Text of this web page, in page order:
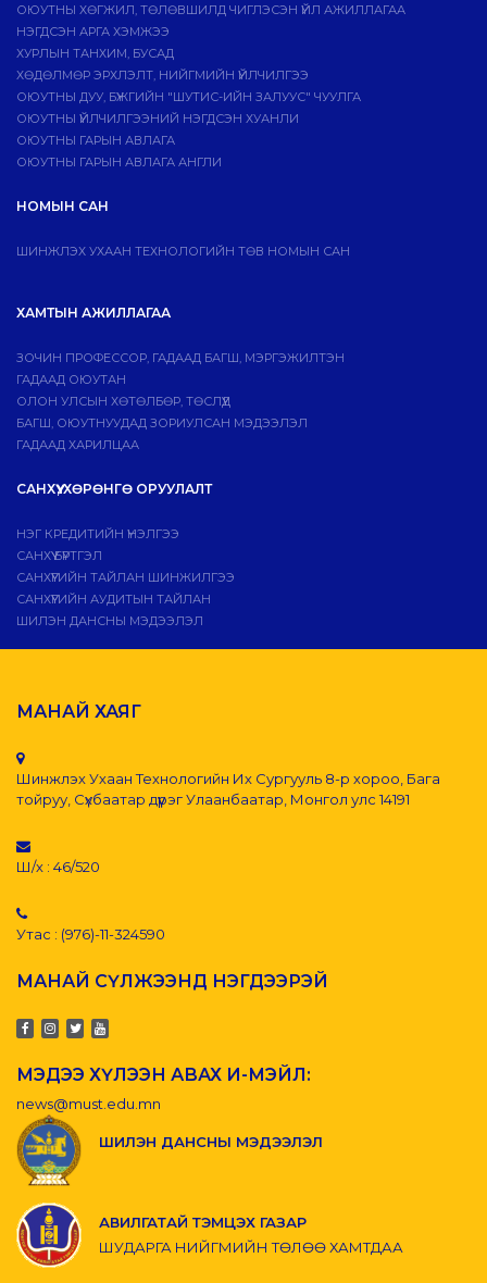
ОЮУТНЫ ХӨГЖИЛ, ТӨЛӨВШИЛД ЧИГЛЭСЭН ҮЙЛ АЖИЛЛАГАА
НЭГДСЭН АРГА ХЭМЖЭЭ
ХУРЛЫН ТАНХИМ, БУСАД
ХӨДӨЛМӨР ЭРХЛЭЛТ, НИЙГМИЙН ҮЙЛЧИЛГЭЭ
ОЮУТНЫ ДУУ, БҮЖГИЙН "ШУТИС-ИЙН ЗАЛУУС" ЧУУЛГА
ОЮУТНЫ ҮЙЛЧИЛГЭЭНИЙ НЭГДСЭН ХУАНЛИ
ОЮУТНЫ ГАРЫН АВЛАГА
ОЮУТНЫ ГАРЫН АВЛАГА АНГЛИ
НОМЫН САН
ШИНЖЛЭХ УХААН ТЕХНОЛОГИЙН ТӨВ НОМЫН САН
ХАМТЫН АЖИЛЛАГАА
ЗОЧИН ПРОФЕССОР, ГАДААД БАГШ, МЭРГЭЖИЛТЭН
ГАДААД ОЮУТАН
ОЛОН УЛСЫН ХӨТӨЛБӨР, ТӨСЛҮҮД
БАГШ, ОЮУТНУУДАД ЗОРИУЛСАН МЭДЭЭЛЭЛ
ГАДААД ХАРИЛЦАА
САНХҮҮ, ХӨРӨНГӨ ОРУУЛАЛТ
НЭГ КРЕДИТИЙН ҮНЭЛГЭЭ
САНХҮҮ БҮРТГЭЛ
САНХҮҮГИЙН ТАЙЛАН ШИНЖИЛГЭЭ
САНХҮҮГИЙН АУДИТЫН ТАЙЛАН
ШИЛЭН ДАНСНЫ МЭДЭЭЛЭЛ
МАНАЙ ХАЯГ
Шинжлэх Ухаан Технологийн Их Сургууль 8-р хороо, Бага
тойруу, Сүхбаатар дүүрэг Улаанбаатар, Монгол улс 14191
Ш/х : 46/520
Утас : (976)-11-324590
МАНАЙ СҮЛЖЭЭНД НЭГДЭЭРЭЙ
МЭДЭЭ ХҮЛЭЭН АВАХ И-МЭЙЛ:
news@must.edu.mn
ШИЛЭН ДАНСНЫ МЭДЭЭЛЭЛ
АВИЛГАТАЙ ТЭМЦЭХ ГАЗАР
ШУДАРГА НИЙГМИЙН ТӨЛӨӨ ХАМТДАА